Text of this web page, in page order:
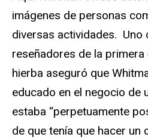
imágenes de personas
diversas actividades. Uno
reseñadores de la
hierba aseguró que
educado en el negocio de
estaba “perpetuamente
de que tenía que hacer un